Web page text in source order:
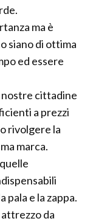
ma è
siano di ottima
ed essere
cittadine
a prezzi
rivolgere la
marca.
pala e la zappa.
da